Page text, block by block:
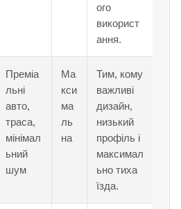
ого
використ
ання.
Преміа
льні
авто,
траса,
мінімал
ьний
шум
Ма
кси
ма
ль
на
Тим, кому
важливі
дизайн,
низький
профіль і
максимал
ьно тиха
їзда.